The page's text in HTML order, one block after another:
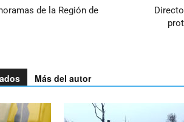
de la Región de
Más del autor